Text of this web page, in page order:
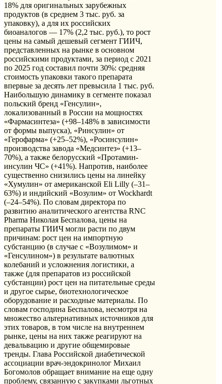
18% для оригинальных зарубежных
продуктов (в среднем 3 тыс. руб. за
упаковку), а для их российских
биоаналогов — 17% (2,2 тыс. руб.), то рост
цены на самый дешевый сегмент ГИИЧ,
представленных на рынке в основном
российскими продуктами, за период с 2021
по 2025 год составил почти 30%: средняя
стоимость упаковки такого препарата
впервые за десять лет превысила 1 тыс. руб.
Наибольшую динамику в сегменте показал
польский бренд «Генсулин»,
локализованный в России на мощностях
«Фармасинтеза» (+98–148% в зависимости
от формы выпуска), «Ринсулин» от
«Герофарма» (+25–52%), «Росинсулин»
производства завода «Медсинтез» (+13–
70%), а также белорусский «Протамин-
инсулин ЧС» (+41%). Напротив, наиболее
существенно снизились цены на линейку
«Хумулин» от американской Eli Lilly (–31–
63%) и индийский «Возулим» от Wockhardt
(–24–54%). По словам директора по
развитию аналитического агентства RNC
Pharma Николая Беспалова, цены на
препараты ГИИЧ могли расти по двум
причинам: рост цен на импортную
субстанцию (в случае с «Возулимом» и
«Генсулином») в результате валютных
колебаний и усложнения логистики, а
также (для препаратов из российской
субстанции) рост цен на питательные среды
и другое сырье, биотехнологическое
оборудование и расходные материалы. По
словам господина Беспалова, несмотря на
множество альтернативных источников для
этих товаров, в том числе на внутреннем
рынке, цены на них также реагируют на
девальвацию и другие общемировые
тренды. Глава Российской диабетической
ассоциации врач-эндокринолог Михаил
Богомолов обращает внимание на еще одну
проблему, связанную с закупками льготных